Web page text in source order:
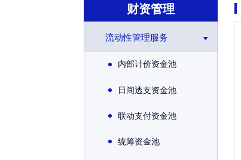
财资管理
流动性管理服务
内部计价资金池
日间透支资金池
联动支付资金池
统筹资金池